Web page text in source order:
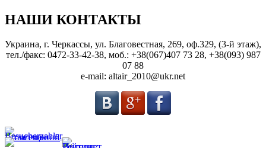
НАШИ КОНТАКТЫ
Украина, г. Черкассы, ул. Благовестная, 269, оф.329, (3-й этаж),
тел./факс: 0472-33-42-38, моб.: +38(067)407 73 28, +38(093) 987
07 88
e-mail: altair_2010@ukr.net